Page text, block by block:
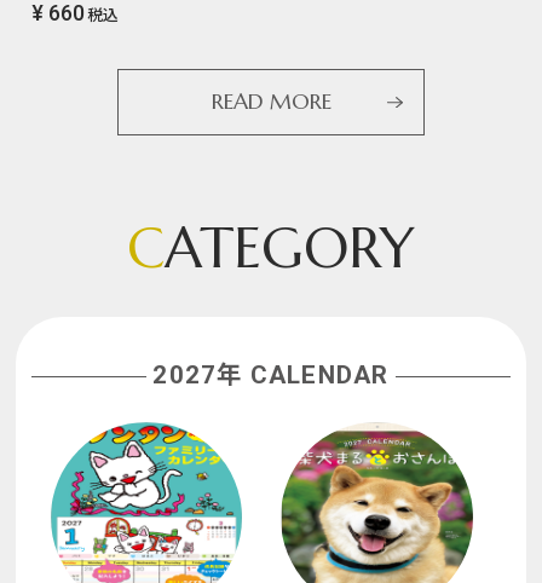
¥ 660 税込
READ MORE
CATEGORY
2027年 CALENDAR